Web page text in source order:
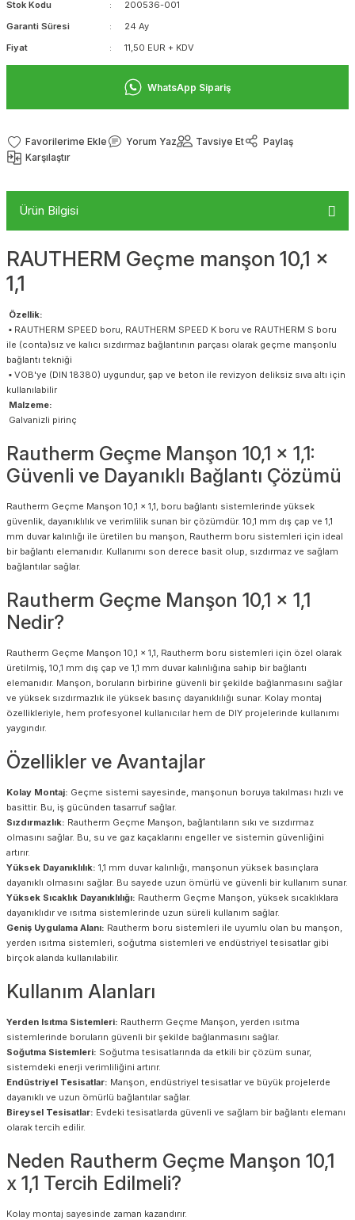
Stok Kodu
200536-001
Garanti Süresi
24 Ay
Fiyat
11,50 EUR + KDV
WhatsApp Sipariş
Yorum Yaz Tavsiye Et
Paylaş
Karşılaştır
Ürün Bilgisi
RAUTHERM Geçme manşon 10,1 x
1,1
Özellik:
▪ RAUTHERM SPEED boru, RAUTHERM SPEED K boru ve RAUTHERM S boru
ile (conta)sız ve kalıcı sızdırmaz bağlantının parçası olarak geçme manşonlu
bağlantı tekniği
▪ VOB'ye (DIN 18380) uygundur, şap ve beton ile revizyon deliksiz sıva altı için
kullanılabilir
Malzeme:
Galvanizli pirinç
Rautherm Geçme Manşon 10,1 x 1,1:
Güvenli ve Dayanıklı Bağlantı Çözümü
Rautherm Geçme Manşon 10,1 x 1,1, boru bağlantı sistemlerinde yüksek
güvenlik, dayanıklılık ve verimlilik sunan bir çözümdür. 10,1 mm dış çap ve 1,1
mm duvar kalınlığı ile üretilen bu manşon, Rautherm boru sistemleri için ideal
bir bağlantı elemanıdır. Kullanımı son derece basit olup, sızdırmaz ve sağlam
bağlantılar sağlar.
Rautherm Geçme Manşon 10,1 x 1,1
Nedir?
Rautherm Geçme Manşon 10,1 x 1,1, Rautherm boru sistemleri için özel olarak
üretilmiş, 10,1 mm dış çap ve 1,1 mm duvar kalınlığına sahip bir bağlantı
elemanıdır. Manşon, boruların birbirine güvenli bir şekilde bağlanmasını sağlar
ve yüksek sızdırmazlık ile yüksek basınç dayanıklılığı sunar. Kolay montaj
özellikleriyle, hem profesyonel kullanıcılar hem de DIY projelerinde kullanımı
yaygındır.
Özellikler ve Avantajlar
Kolay Montaj: Geçme sistemi sayesinde, manşonun boruya takılması hızlı ve
basittir. Bu, iş gücünden tasarruf sağlar.
Sızdırmazlık: Rautherm Geçme Manşon, bağlantıların sıkı ve sızdırmaz
olmasını sağlar. Bu, su ve gaz kaçaklarını engeller ve sistemin güvenliğini
artırır.
Yüksek Dayanıklılık: 1,1 mm duvar kalınlığı, manşonun yüksek basınçlara
dayanıklı olmasını sağlar. Bu sayede uzun ömürlü ve güvenli bir kullanım sunar.
Yüksek Sıcaklık Dayanıklılığı: Rautherm Geçme Manşon, yüksek sıcaklıklara
dayanıklıdır ve ısıtma sistemlerinde uzun süreli kullanım sağlar.
Geniş Uygulama Alanı: Rautherm boru sistemleri ile uyumlu olan bu manşon,
yerden ısıtma sistemleri, soğutma sistemleri ve endüstriyel tesisatlar gibi
birçok alanda kullanılabilir.
Kullanım Alanları
Yerden Isıtma Sistemleri: Rautherm Geçme Manşon, yerden ısıtma
sistemlerinde boruların güvenli bir şekilde bağlanmasını sağlar.
Soğutma Sistemleri: Soğutma tesisatlarında da etkili bir çözüm sunar,
sistemdeki enerji verimliliğini artırır.
Endüstriyel Tesisatlar: Manşon, endüstriyel tesisatlar ve büyük projelerde
dayanıklı ve uzun ömürlü bağlantılar sağlar.
Bireysel Tesisatlar: Evdeki tesisatlarda güvenli ve sağlam bir bağlantı elemanı
olarak tercih edilir.
Neden Rautherm Geçme Manşon 10,1
x 1,1 Tercih Edilmeli?
Kolay montaj sayesinde zaman kazandırır.